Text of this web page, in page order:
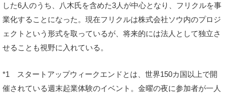
した6人のうち、八木氏を含めた3人が中心となり、フリクルを事
業化することになった。現在フリクルは株式会社ソウ内のプロジ
ェクトという形式を取っているが、将来的には法人として独立さ
せることも視野に入れている。
*1 スタートアップウィークエンドとは、世界150カ国以上で開
催されている週末起業体験のイベント。金曜の夜に参加者が一人